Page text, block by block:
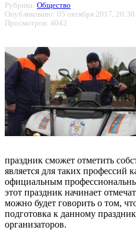
Рубрика: Общество
Опубликовано: 05 октября 2017, 20:38
Просмотров: 4042
праздник сможет отметить
является для таких
официальным
этот праздник начинает
можно будет говорить о том,
подготовка к данному
организаторов.